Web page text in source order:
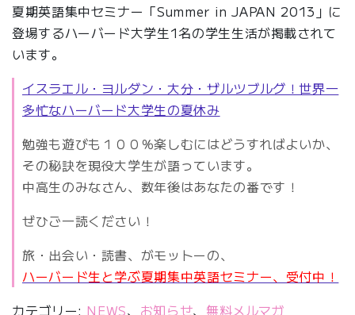
夏期英語集中セミナー「Summer in JAPAN 2013」に
登場するハーバード大学生1名の学生生活が掲載されて
います。
イスラエル・ヨルダン・大分・ザルツブルグ！世界一
多忙なハーバード大学生の夏休み
勉強も遊びも１００％楽しむにはどうすればよいか、
その秘訣を現役大学生が語っています。
中高生のみなさん、数年後はあなたの番です！
ぜひご一読ください！
旅・出会い・読書、がモットーの、
ハーバード生と学ぶ夏期集中英語セミナー、受付中！
カテゴリー: NEWS、 お知らせ、 無料メルマガ